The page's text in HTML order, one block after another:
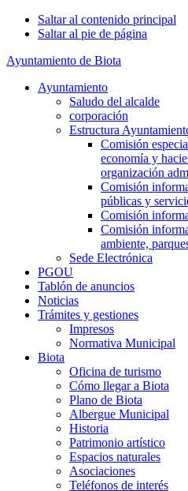
Saltar al contenido principal
Saltar al pie de página
Ayuntamiento de Biota
Ayuntamiento
Saludo del alcalde
corporación
Estructura
Comisión
economía y
organización
Comisión
públicas y
Comisión
Comisión
ambiente,
Sede Electrónica
PGOU
Tablón de anuncios
Noticias
Trámites y gestiones
Impresos
Normativa Municipal
Biota
Oficina de turismo
Cómo llegar a Biota
Plano de Biota
Albergue Municipal
Historia
Patrimonio artístico
Espacios naturales
Asociaciones
Teléfonos de interés